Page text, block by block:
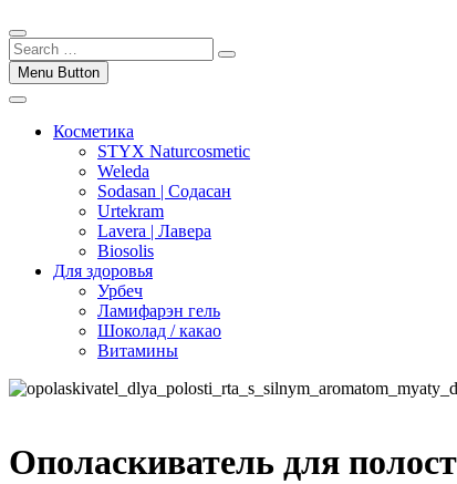
Menu Button
Косметика
STYX Naturcosmetic
Weleda
Sodasan | Содасан
Urtekram
Lavera | Лавера
Biosolis
Для здоровья
Урбеч
Ламифарэн гель
Шоколад / какао
Витамины
Ополаскиватель для